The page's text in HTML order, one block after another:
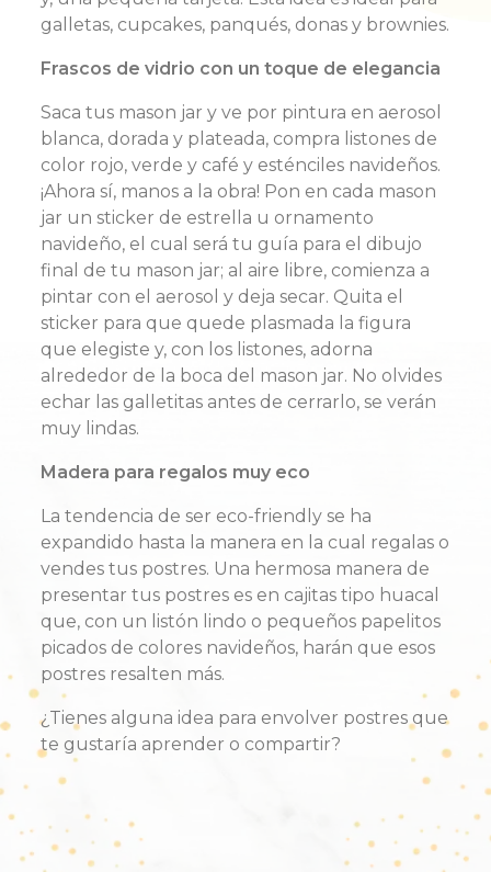
galletas, cupcakes, panqués, donas y brownies.
Frascos de vidrio con un toque de elegancia
Saca tus mason jar y ve por pintura en aerosol
blanca, dorada y plateada, compra listones de
color rojo, verde y café y esténciles navideños.
¡Ahora sí, manos a la obra! Pon en cada mason
jar un sticker de estrella u ornamento
navideño, el cual será tu guía para el dibujo
final de tu mason jar; al aire libre, comienza a
pintar con el aerosol y deja secar. Quita el
sticker para que quede plasmada la figura
que elegiste y, con los listones, adorna
alrededor de la boca del mason jar. No olvides
echar las galletitas antes de cerrarlo, se verán
muy lindas.
Madera para regalos muy eco
La tendencia de ser eco-friendly se ha
expandido hasta la manera en la cual regalas o
vendes tus postres. Una hermosa manera de
presentar tus postres es en cajitas tipo huacal
que, con un listón lindo o pequeños papelitos
picados de colores navideños, harán que esos
postres resalten más.
¿Tienes alguna idea para envolver postres que
te gustaría aprender o compartir?